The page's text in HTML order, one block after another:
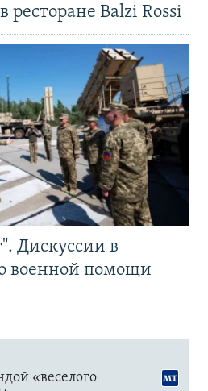
ресторане Balzi Rossi
Дискуссии в
военной помощи